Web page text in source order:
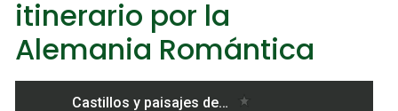
itinerario por la
Alemania Romántica